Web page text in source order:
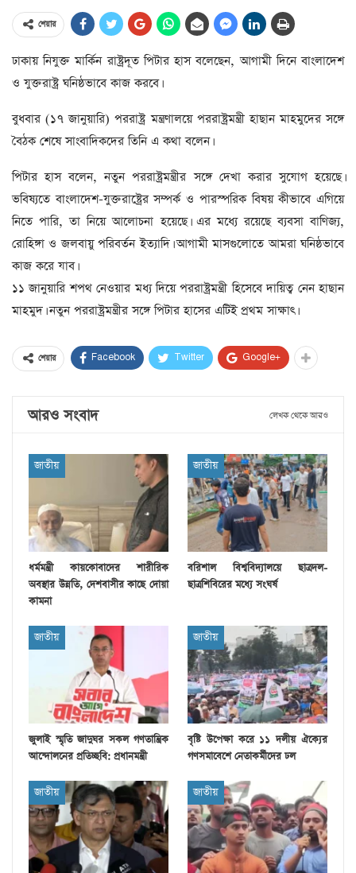
শেয়ার
ঢাকায় নিযুক্ত মার্কিন রাষ্ট্রদূত পিটার হাস বলেছেন, আগামী দিনে বাংলাদেশ
ও যুক্তরাষ্ট্র ঘনিষ্ঠভাবে কাজ করবে।
বুধবার (১৭ জানুয়ারি) পররাষ্ট্র মন্ত্রণালয়ে পররাষ্ট্রমন্ত্রী হাছান মাহমুদের সঙ্গে
বৈঠক শেষে সাংবাদিকদের তিনি এ কথা বলেন।
পিটার হাস বলেন, নতুন পররাষ্ট্রমন্ত্রীর সঙ্গে দেখা করার সুযোগ হয়েছে।
ভবিষ্যতে বাংলাদেশ-যুক্তরাষ্ট্রের সম্পর্ক ও পারস্পরিক বিষয় কীভাবে এগিয়ে
নিতে পারি, তা নিয়ে আলোচনা হয়েছে। এর মধ্যে রয়েছে ব্যবসা বাণিজ্য,
রোহিঙ্গা ও জলবায়ু পরিবর্তন ইত্যাদি। আগামী মাসগুলোতে আমরা ঘনিষ্ঠভাবে
কাজ করে যাব।
১১ জানুয়ারি শপথ নেওয়ার মধ্য দিয়ে পররাষ্ট্রমন্ত্রী হিসেবে দায়িত্ব নেন হাছান
মাহমুদ। নতুন পররাষ্ট্রমন্ত্রীর সঙ্গে পিটার হাসের এটিই প্রথম সাক্ষাৎ।
শেয়ার Facebook Twitter Google+
আরও সংবাদ লেখক থেকে আরও
জাতীয়
ধর্মমন্ত্রী কায়কোবাদের শারীরিক
অবস্থার উন্নতি, দেশবাসীর কাছে দোয়া
কামনা
জাতীয়
বরিশাল বিশ্ববিদ্যালয়ে ছাত্রদল-
ছাত্রশিবিরের মধ্যে সংঘর্ষ
জাতীয়
জুলাই স্মৃতি জাদুঘর সকল গণতান্ত্রিক
আন্দোলনের প্রতিচ্ছবি: প্রধানমন্ত্রী
জাতীয়
বৃষ্টি উপেক্ষা করে ১১ দলীয় ঐক্যের
গণসমাবেশে নেতাকর্মীদের ঢল
জাতীয় জাতীয়